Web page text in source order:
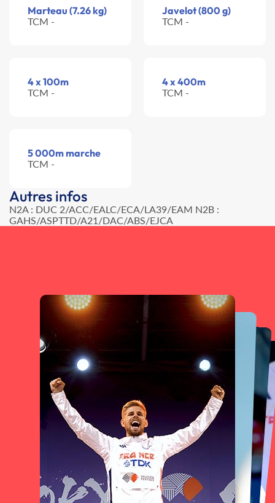
Marteau (7.26 kg)
TCM -
Javelot (800 g)
TCM -
4 x 100m
TCM -
4 x 400m
TCM -
5 000m marche
TCM -
Autres infos
N2A : DUC 2/ACC/EALC/ECA/LA39/EAM N2B :
GAHS/ASPTTD/A21/DAC/ABS/EJCA